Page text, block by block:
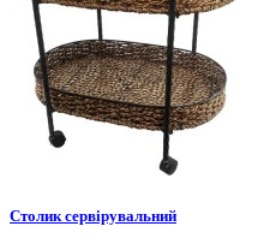
Столик сервірувальний